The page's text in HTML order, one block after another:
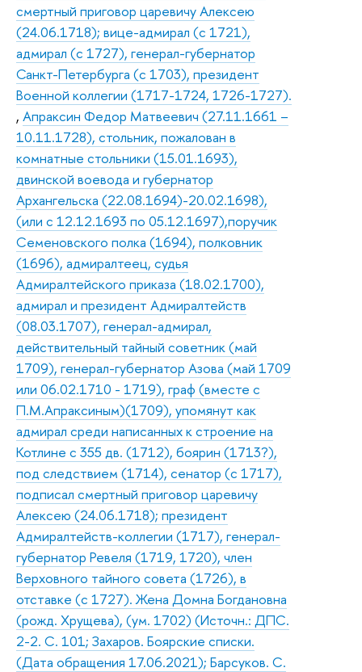
смертный приговор царевичу Алексею
(24.06.1718); вице-адмирал (с 1721),
адмирал (с 1727), генерал-губернатор
Санкт-Петербурга (с 1703), президент
Военной коллегии (1717-1724, 1726-1727).
, Апраксин Федор Матвеевич (27.11.1661 –
10.11.1728), стольник, пожалован в
комнатные стольники (15.01.1693),
двинской воевода и губернатор
Архангельска (22.08.1694)-20.02.1698),
(или с 12.12.1693 по 05.12.1697),поручик
Семеновского полка (1694), полковник
(1696), адмиралтеец, судья
Адмиралтейского приказа (18.02.1700),
адмирал и президент Адмиралтейств
(08.03.1707), генерал-адмирал,
действительный тайный советник (май
1709), генерал-губернатор Азова (май 1709
или 06.02.1710 - 1719), граф (вместе с
П.М.Апраксиным)(1709), упомянут как
адмирал среди написанных к строение на
Котлине с 355 дв. (1712), боярин (1713?),
под следствием (1714), сенатор (с 1717),
подписал смертный приговор царевичу
Алексею (24.06.1718); президент
Адмиралтейств-коллегии (1717), генерал-
губернатор Ревеля (1719, 1720), член
Верховного тайного совета (1726), в
отставке (с 1727). Жена Домна Богдановна
(рожд. Хрущева), (ум. 1702) (Источн.: ДПС.
2-2. С. 101; Захаров. Боярские списки.
(Дата обращения 17.06.2021); Барсуков. С.